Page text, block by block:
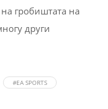
гробиштата на
други
#EA SPORTS